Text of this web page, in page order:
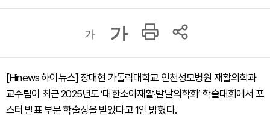
가 가
[Hinews 하이뉴스] 장대현 가톨릭대학교 인천성모병원 재활의학과
교수팀이 최근 2025년도 ‘대한소아재활·발달의학회’ 학술대회에서 포
스터 발표 부문 학술상을 받았다고 1일 밝혔다.